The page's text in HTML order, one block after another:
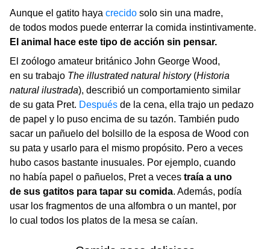
Aunque el gatito haya crecido solo sin una madre,
de todos modos puede enterrar la comida instintivamente.
El animal hace este tipo de acción sin pensar.
El zoólogo amateur británico John George Wood,
en su trabajo The illustrated natural history(Historia
natural ilustrada), describió un comportamiento similar
de su gata Pret. Después de la cena, ella trajo un pedazo
de papel y lo puso encima de su tazón. También pudo
sacar un pañuelo del bolsillo de la esposa de Wood con
su pata y usarlo para el mismo propósito. Pero a veces
hubo casos bastante inusuales. Por ejemplo, cuando
no había papel o pañuelos, Pret a veces traía a uno
de sus gatitos para tapar su comida. Además, podía
usar los fragmentos de una alfombra o un mantel, por
lo cual todos los platos de la mesa se caían.